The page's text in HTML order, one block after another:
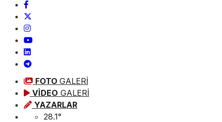
FOTO GALERİ
VİDEO GALERİ
YAZARLAR
28.1°